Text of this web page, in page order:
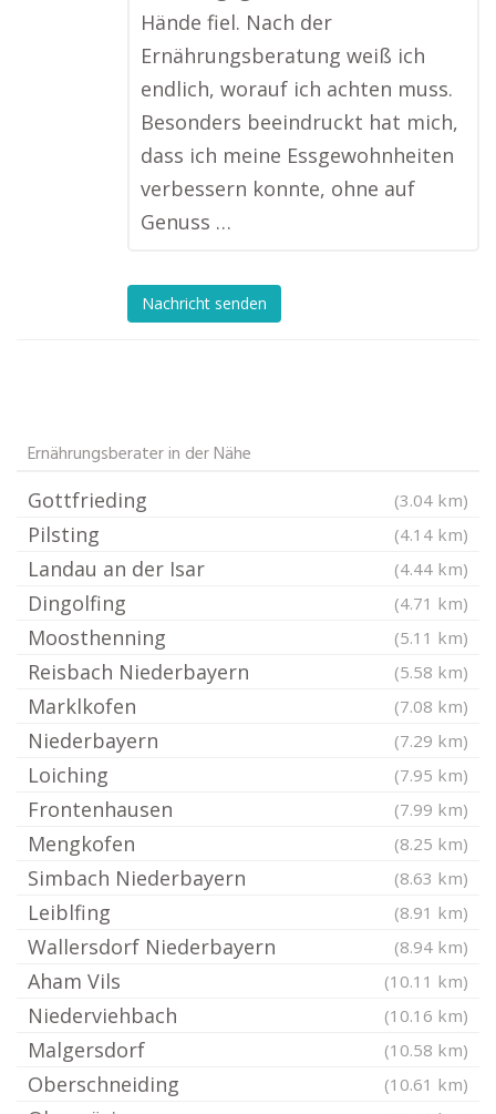
Hände fiel. Nach der
Ernährungsberatung weiß ich
endlich, worauf ich achten muss.
Besonders beeindruckt hat mich,
dass ich meine Essgewohnheiten
verbessern konnte, ohne auf
Genuss …
Nachricht senden
Ernährungsberater in der Nähe
Gottfrieding (3.04 km)
Pilsting (4.14 km)
Landau an der Isar (4.44 km)
Dingolfing (4.71 km)
Moosthenning (5.11 km)
Reisbach Niederbayern (5.58 km)
Marklkofen (7.08 km)
Niederbayern (7.29 km)
Loiching (7.95 km)
Frontenhausen (7.99 km)
Mengkofen (8.25 km)
Simbach Niederbayern (8.63 km)
Leiblfing (8.91 km)
Wallersdorf Niederbayern (8.94 km)
Aham Vils (10.11 km)
Niederviehbach (10.16 km)
Malgersdorf (10.58 km)
Oberschneiding (10.61 km)